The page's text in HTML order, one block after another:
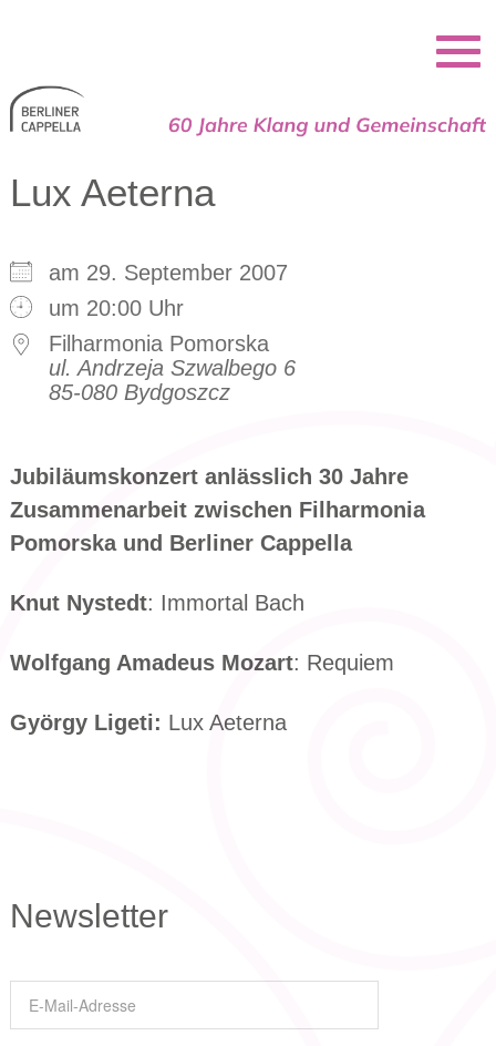
Lux Aeterna
am 29. September 2007
um 20:00 Uhr
Filharmonia Pomorska
ul. Andrzeja Szwalbego 6
85-080 Bydgoszcz
Jubiläumskonzert anlässlich 30 Jahre
Zusammenarbeit zwischen Filharmonia
Pomorska und Berliner Cappella
Knut Nystedt: Immortal Bach
Wolfgang Amadeus Mozart: Requiem
György Ligeti: Lux Aeterna
Newsletter